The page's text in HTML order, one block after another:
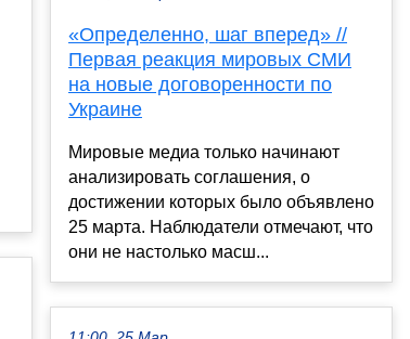
«Определенно, шаг вперед» //
Первая реакция мировых СМИ
на новые договоренности по
Украине
Мировые медиа только начинают
анализировать соглашения, о
достижении которых было объявлено
25 марта. Наблюдатели отмечают, что
они не настолько масш...